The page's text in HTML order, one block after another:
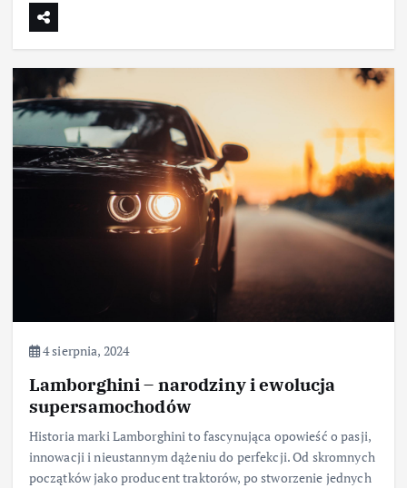
4 sierpnia, 2024
Lamborghini – narodziny i ewolucja
supersamochodów
Historia marki Lamborghini to fascynująca opowieść o pasji,
innowacji i nieustannym dążeniu do perfekcji. Od skromnych
początków jako producent traktorów, po stworzenie jednych